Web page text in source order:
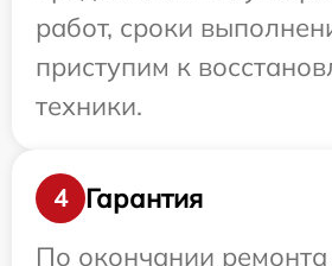
работ, сроки
приступим к
техники.
4
Гарантия
По окончании